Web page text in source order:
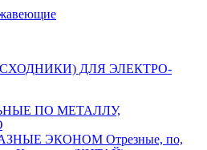
ДЛЯ ЭЛЕКТРО-
ПО МЕТАЛЛУ,
ЭКОНОМ Отрезные, по,